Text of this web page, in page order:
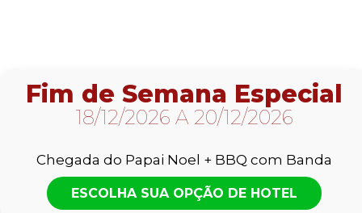
Fim de Semana Especial
18/12/2026 A 20/12/2026
Chegada do Papai Noel + BBQ com Banda
ESCOLHA SUA OPÇÃO DE HOTEL